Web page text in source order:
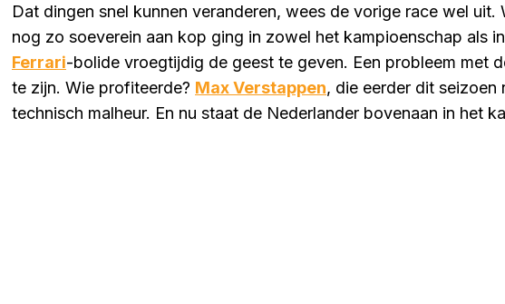
Dat dingen snel kunnen veranderen, wees de vorige race wel uit.
nog zo soeverein aan kop ging in zowel het kampioenschap als
Ferrari-bolide vroegtijdig de geest te geven. Een probleem met
te zijn. Wie profiteerde? Max Verstappen, die eerder dit
technisch malheur. En nu staat de Nederlander bovenaan in het